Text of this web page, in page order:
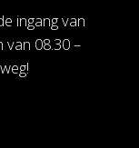
ingang van
08.30 –